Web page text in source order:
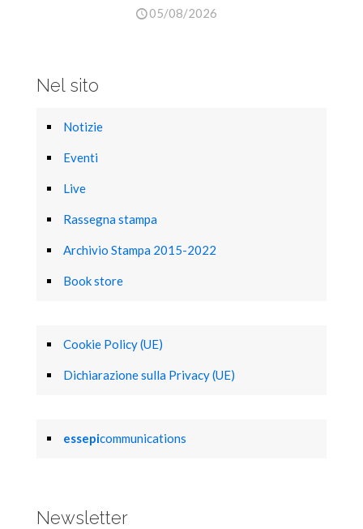
05/08/2026
Nel sito
Notizie
Eventi
Live
Rassegna stampa
Archivio Stampa 2015-2022
Book store
Cookie Policy (UE)
Dichiarazione sulla Privacy (UE)
essepicommunications
Newsletter